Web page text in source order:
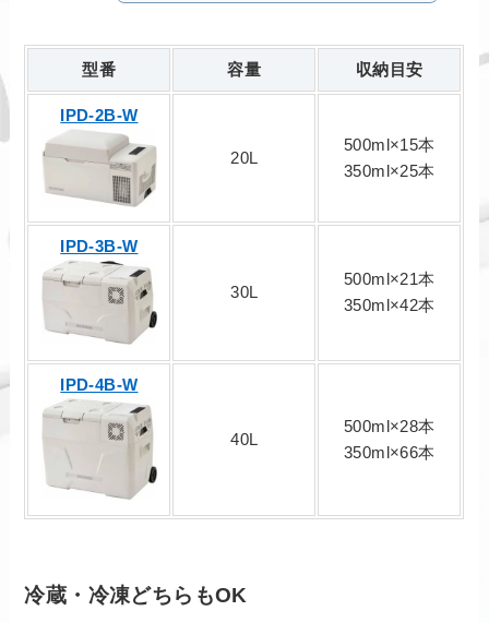
型番 容量 収納目安
IPD-2B-W
20L
500ml×15本
350ml×25本
IPD-3B-W
30L
500ml×21本
350ml×42本
IPD-4B-W
40L
500ml×28本
350ml×66本
冷蔵・冷凍どちらもOK